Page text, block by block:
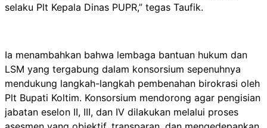
selaku Plt Kepala Dinas PUPR,” tegas Taufik.
Ia menambahkan bahwa lembaga bantuan hukum dan
LSM yang tergabung dalam konsorsium sepenuhnya
mendukung langkah-langkah pembenahan birokrasi oleh
Plt Bupati Koltim. Konsorsium mendorong agar pengisian
jabatan eselon II, III, dan IV dilakukan melalui proses